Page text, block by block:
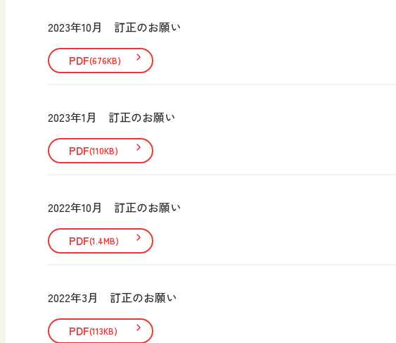
2023年10月 訂正のお願い
PDF(676KB)
2023年1月 訂正のお願い
PDF(110KB)
2022年10月 訂正のお願い
PDF(1.4MB)
2022年3月 訂正のお願い
PDF(113KB)